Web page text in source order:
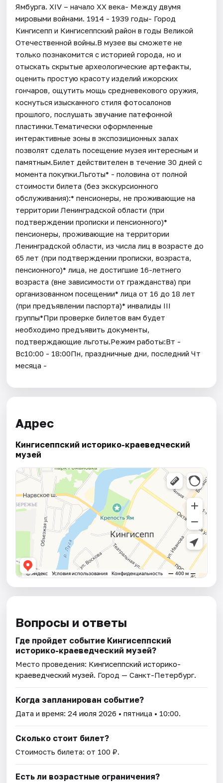
Ямбурга. XIV – начало XX века- Между двумя
мировыми войнами. 1914 - 1939 годы- Город
Кингисепп и Кингисеппский район в годы Великой
Отечественной войны.В музее вы сможете не
только познакомится с историей города, но и
отыскать скрытые археологические артефакты,
оценить простую красоту изделий ижорских
гончаров, ощутить мощь средневекового оружия,
коснуться изысканного стиля фотосалонов
прошлого, послушать звучание патефонной
пластинки.Тематически оформленные
интерактивные зоны в экспозиционных залах
позволят сделать посещение музея интересным и
памятным.Билет действителен в течение 30 дней с
момента покупки.Льготы* - половина от полной
стоимости билета (без экскурсионного
обслуживания):* пенсионеры, не проживающие на
территории Ленинградской области (при
подтверждении прописки и пенсионного)*
пенсионеры, проживающие на территории
Ленинградской области, из числа лиц в возрасте до
65 лет (при подтверждении прописки, возраста,
пенсионного)* лица, не достигшие 16-летнего
возраста (вне зависимости от гражданства) при
организованном посещении* лица от 16 до 18 лет
(при предъявлении паспорта)* инвалиды III
группы*При проверке билетов вам будет
необходимо предъявить документы,
подтверждающие льготы.Режим работы:Вт -
Вс10:00 - 18:00Пн, праздничные дни, последний Чт
месяца -
Адрес
Кингисеппский историко-краеведческий
музей
Вопросы и ответы
Где пройдет событие Кингисеппский
историко-краеведческий музей?
Место проведения: Кингисеппский историко-
краеведческий музей. Город — Санкт-Петербург.
Когда запланирован событие?
Дата и время:24 июля 2026 • пятница • 10:00.
Сколько стоит билет?
Стоимость билета: от 100 ₽.
Есть ли возрастные ограничения?